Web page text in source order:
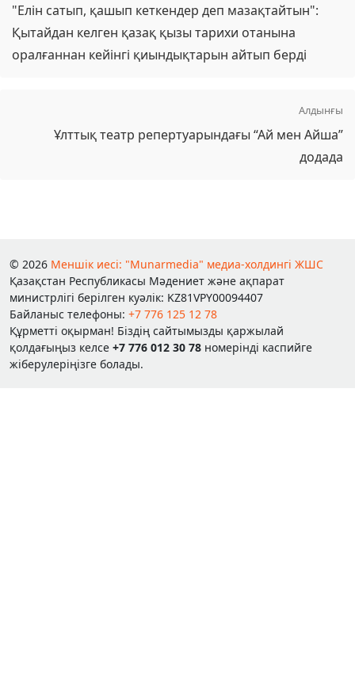
"Елін сатып, қашып кеткендер деп мазақтайтын":
Қытайдан келген қазақ қызы тарихи отанына
оралғаннан кейінгі қиындықтарын айтып берді
Алдынғы
Ұлттық театр репертуарындағы “Ай мен Айша”
додада
© 2026 Меншік иесі: "Munarmedia" медиа-холдингі ЖШС
Қазақстан Республикасы Мәдениет және ақпарат
министрлігі берілген куәлік: KZ81VPY00094407
Байланыс телефоны: +7 776 125 12 78
Құрметті оқырман! Біздің сайтымызды қаржылай
қолдағыңыз келсе +7 776 012 30 78 номерінді каспийге
жіберулеріңізге болады.